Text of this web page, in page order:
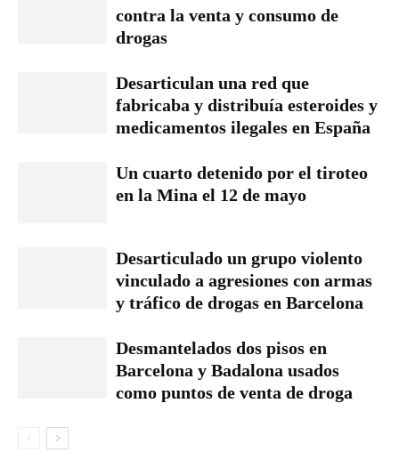
contra la venta y consumo de
drogas
Desarticulan una red que
fabricaba y distribuía esteroides y
medicamentos ilegales en España
Un cuarto detenido por el tiroteo
en la Mina el 12 de mayo
Desarticulado un grupo violento
vinculado a agresiones con armas
y tráfico de drogas en Barcelona
Desmantelados dos pisos en
Barcelona y Badalona usados
como puntos de venta de droga